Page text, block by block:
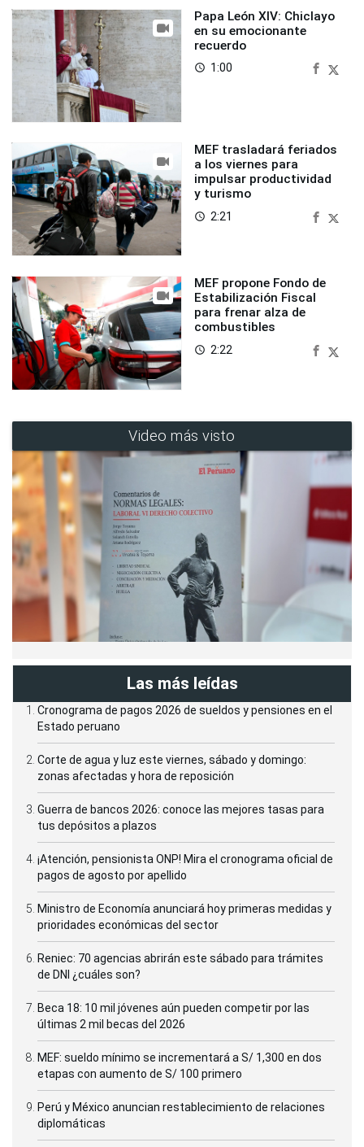
Papa León XIV: Chiclayo
en su emocionante
recuerdo
access_time 1:00
MEF trasladará feriados
a los viernes para
impulsar productividad
y turismo
access_time 2:21
MEF propone Fondo de
Estabilización Fiscal
para frenar alza de
combustibles
access_time 2:22
Video más visto
Las más leídas
Cronograma de pagos 2026 de sueldos y pensiones en el
Estado peruano
Corte de agua y luz este viernes, sábado y domingo:
zonas afectadas y hora de reposición
Guerra de bancos 2026: conoce las mejores tasas para
tus depósitos a plazos
¡Atención, pensionista ONP! Mira el cronograma oficial de
pagos de agosto por apellido
Ministro de Economía anunciará hoy primeras medidas y
prioridades económicas del sector
Reniec: 70 agencias abrirán este sábado para trámites
de DNI ¿cuáles son?
Beca 18: 10 mil jóvenes aún pueden competir por las
últimas 2 mil becas del 2026
MEF: sueldo mínimo se incrementará a S/ 1,300 en dos
etapas con aumento de S/ 100 primero
Perú y México anuncian restablecimiento de relaciones
diplomáticas